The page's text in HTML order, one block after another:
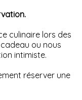
culinaire lors des
ou nous
intimiste.
réserver une